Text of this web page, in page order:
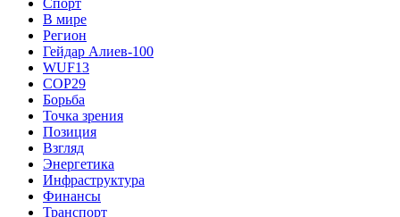
Спорт
В мире
Регион
Гейдар Алиев-100
WUF13
COP29
Борьба
Точка зрения
Позиция
Взгляд
Энергетика
Инфраструктура
Финансы
Транспорт